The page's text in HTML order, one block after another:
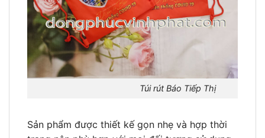
Túi rút Báo Tiếp Thị
Sản phẩm được thiết kế gọn nhẹ và hợp thời